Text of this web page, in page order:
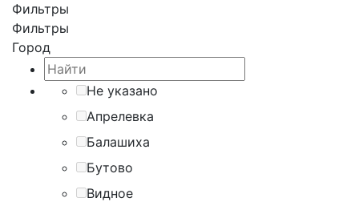
Фильтры
Фильтры
Город
Не указано
Апрелевка
Балашиха
Бутово
Видное